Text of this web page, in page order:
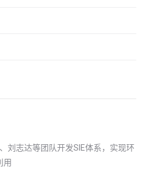
刘志达等团队开发SIE体系，实现环
用